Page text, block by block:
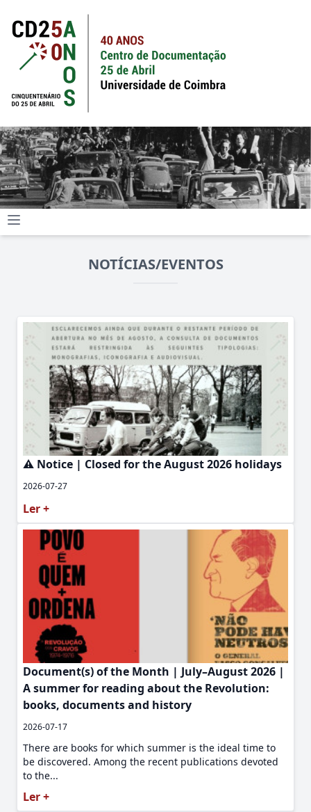
NOTÍCIAS/EVENTOS
⚠️ Notice | Closed for the August 2026 holidays
2026-07-27
Ler +
Document(s) of the Month | July–August 2026 |
A summer for reading about the Revolution:
books, documents and history
2026-07-17
There are books for which summer is the ideal time to
be discovered. Among the recent publications devoted
to the...
Ler +